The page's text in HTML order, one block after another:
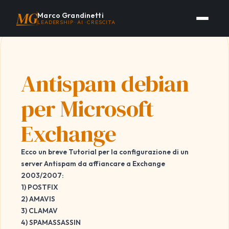
MGMarco Grandinetti
LEADERSHIP · AI · CRESCITA
Antispam debian
per Microsoft
Exchange
Ecco un breve Tutorial per la configurazione di un
server Antispam da affiancare a Exchange
2003/2007:
1) POSTFIX
2) AMAVIS
3) CLAMAV
4) SPAMASSASSIN